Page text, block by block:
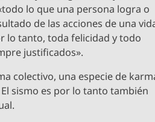
lo que una persona logra o
de las acciones de una
lo tanto, toda felicidad y todo
justificados».
colectivo, una especie de
sismo es por lo tanto también